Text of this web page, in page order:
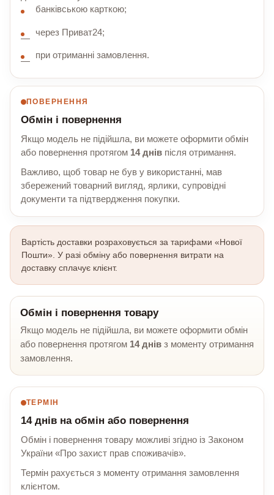
банківською карткою;
через Приват24;
при отриманні замовлення.
ПОВЕРНЕННЯ
Обмін і повернення
Якщо модель не підійшла, ви можете оформити обмін
або повернення протягом 14 днів після отримання.
Важливо, щоб товар не був у використанні, мав
збережений товарний вигляд, ярлики, супровідні
документи та підтвердження покупки.
Вартість доставки розраховується за тарифами «Нової
Пошти». У разі обміну або повернення витрати на
доставку сплачує клієнт.
Обмін і повернення товару
Якщо модель не підійшла, ви можете оформити обмін
або повернення протягом 14 днів з моменту отримання
замовлення.
ТЕРМІН
14 днів на обмін або повернення
Обмін і повернення товару можливі згідно із Законом
України «Про захист прав споживачів».
Термін рахується з моменту отримання замовлення
клієнтом.